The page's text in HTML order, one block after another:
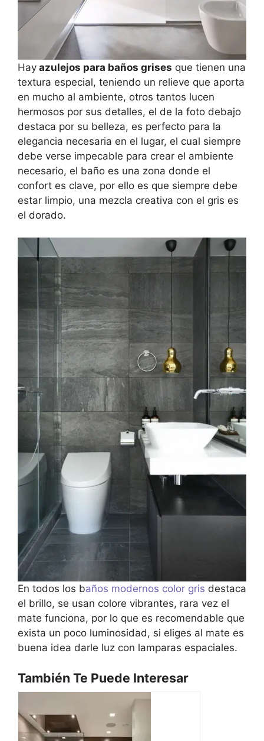
Hay azulejos para baños grises que tienen una
textura especial, teniendo un relieve que aporta
en mucho al ambiente, otros tantos lucen
hermosos por sus detalles, el de la foto debajo
destaca por su belleza, es perfecto para la
elegancia necesaria en el lugar, el cual siempre
debe verse impecable para crear el ambiente
necesario, el baño es una zona donde el
confort es clave, por ello es que siempre debe
estar limpio, una mezcla creativa con el gris es
el dorado.
En todos los baños modernos color gris destaca
el brillo, se usan colore vibrantes, rara vez el
mate funciona, por lo que es recomendable que
exista un poco luminosidad, si eliges al mate es
buena idea darle luz con lamparas espaciales.
También Te Puede Interesar